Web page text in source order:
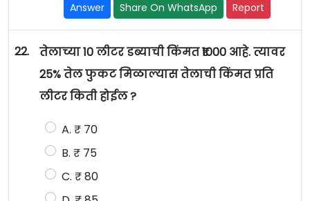
Answer Share On WhatsApp Report
22.
तेलाच्या 10 लीटर डब्याची किंमत ₹1000 आहे. त्यावर
25% तेल फुकट मिळाल्यास तेलाची किंमत प्रति
लीटर किती होईल ?
A. ₹ 70
B. ₹ 75
C. ₹ 80